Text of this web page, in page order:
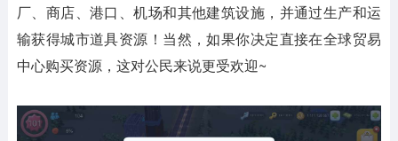
厂、商店、港口、机场和其他建筑设施，并通过生产和运
输获得城市道具资源！当然，如果你决定直接在全球贸易
中心购买资源，这对公民来说更受欢迎~